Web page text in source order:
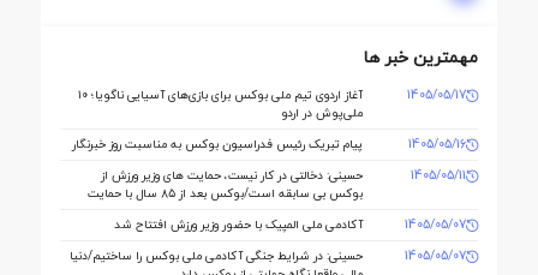
رینگ می‌روند
مهمترین خبر ها
1405/05/17
آغاز اردوی تیم ملی بوکس برای بازی‌های آسیایی ناگویا؛ ۱۰
ملی‌پوش در اردو
1405/05/16
پیام تبریک رئیس فدراسیون بوکس به مناسبت روز خبرنگار
1405/05/11
حسینی: دخالتی در کار نیست، حمایت های وزیر ورزش از
بوکس بی سابقه است/بوکس بعد از ۸۵ سال با حمایت
1405/05/07
آکادمی ملی المپیک با حضور وزیر ورزش افتتاح شد
1405/05/07
حسینی: در شرایط جنگی آکادمی ملی بوکس را ساختیم/دنیا